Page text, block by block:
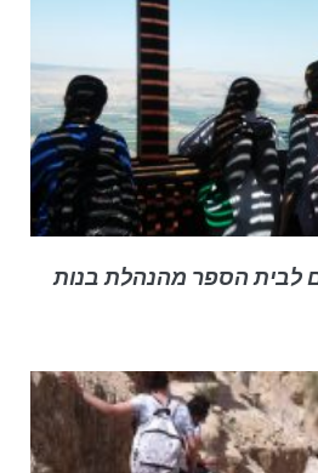
לבית הספר מהנהלת בנות